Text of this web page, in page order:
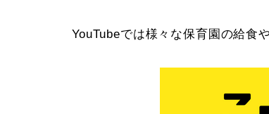
YouTubeでは様々な保育園の給食